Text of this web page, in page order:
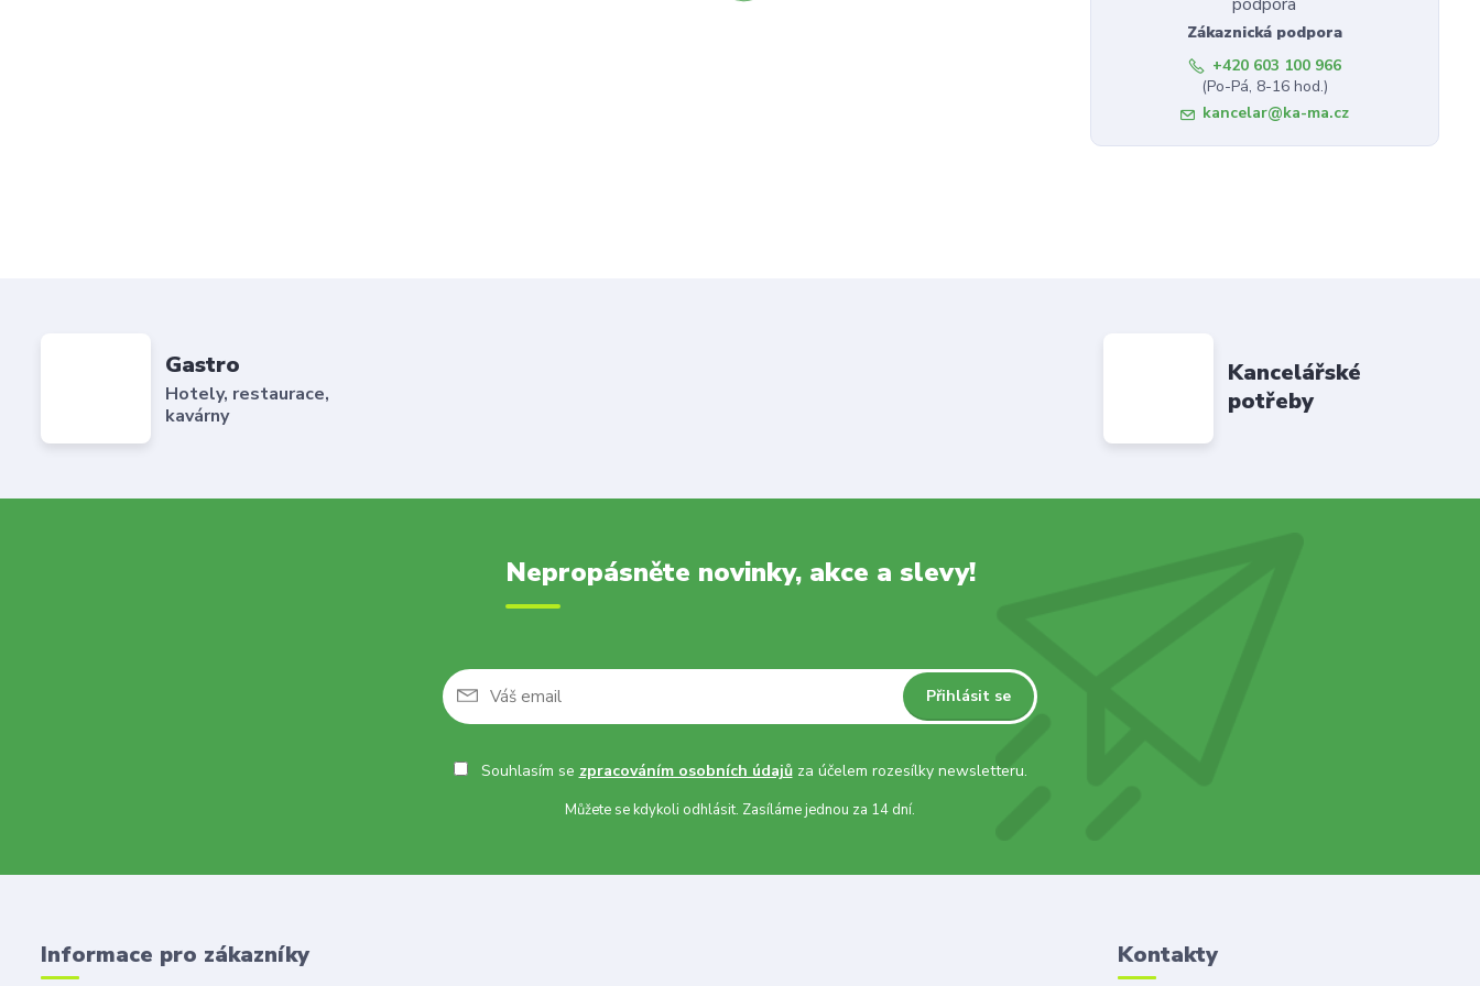
Zákaznická podpora
+420 603 100 966
(Po-Pá, 8-16 hod.)
kancelar@ka-ma.cz
Gastro
Hotely, restaurace,
kavárny
Kancelářské
potřeby
Nepropásněte novinky, akce a slevy!
Přihlásit se
Souhlasím se zpracováním osobních údajůza účelem rozesílky newsletteru.
Můžete se kdykoli odhlásit. Zasíláme jednou za 14 dní.
Informace pro zákazníky Kontakty